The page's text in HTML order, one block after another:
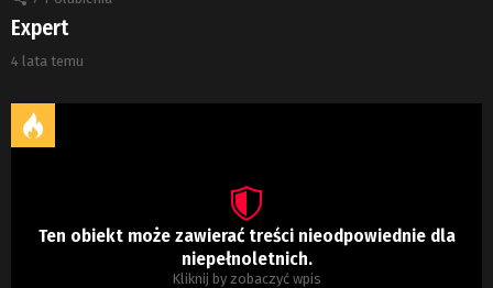
Expert
4 lata temu
Ten obiekt może zawierać treści nieodpowiednie dla
niepełnoletnich.
Kliknij by zobaczyć wpis